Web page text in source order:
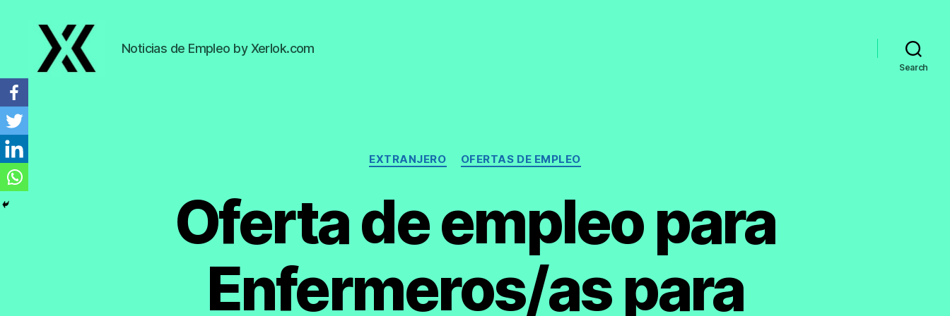
Noticias de Empleo by Xerlok.com
Search
Categorías
EXTRANJERO OFERTAS DE EMPLEO
Oferta de empleo para
Enfermeros/as para